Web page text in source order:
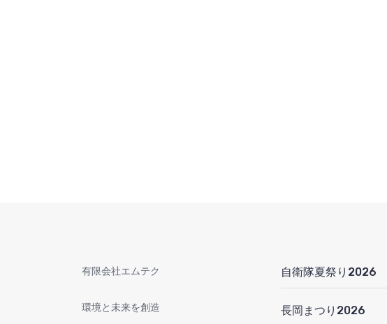
有限会社エムテク
環境と未来を創造
自衛隊夏祭り2026
長岡まつり2026